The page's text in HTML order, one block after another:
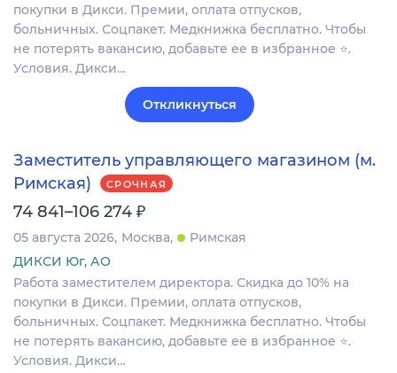
покупки в Дикси. Премии, оплата отпусков,
больничных. Соцпакет. Медкнижка бесплатно. Чтобы
не потерять вакансию, добавьте ее в избранное ⭐.
Условия. Дикси…
Откликнуться
Заместитель управляющего магазином (м.
Римская)
СРОЧНАЯ
74 841–106 274 ₽
05 августа 2026 Москва
Римская
ДИКСИ Юг, АО
Работа заместителем директора. Скидка до 10% на
покупки в Дикси. Премии, оплата отпусков,
больничных. Соцпакет. Медкнижка бесплатно. Чтобы
не потерять вакансию, добавьте ее в избранное ⭐.
Условия. Дикси…